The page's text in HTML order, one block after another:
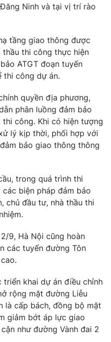
video
Thể thao
động sản
lòng Việt
mình bằng AI
Ninh và tại vị trí rào
tầng giao thông được
thi công thực hiện
ATGT đoạn tuyến
thi công dự án.
quyền địa phương,
phân luồng đảm bảo
công. Khi có hiện tượng
lý kịp thời, phối hợp với
bảo giao thông thông
trong quá trình thi
biện pháp đảm bảo
chủ đầu tư, nhà thầu thi
9, Hà Nội cũng hoàn
các tuyến đường Tôn
triển khai dự án điều chỉnh
rộng mặt đường Liễu
là cấp bách, đồng bộ mặt
giảm bớt áp lực giao
như đường Vành đai 2